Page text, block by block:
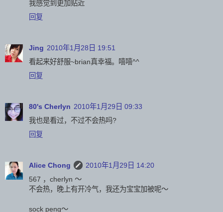
我感觉到更加贴近
回复
Jing 2010年1月28日 19:51
看起来好舒服~brian真幸福。嘻嘻^^
回复
80's Cherlyn 2010年1月29日 09:33
我也是看过，不过不会热吗?
回复
Alice Chong
2010年1月29日 14:20
567 ，cherlyn ～
不会热，晚上有开冷气，我还为宝宝加被呢～
sock peng～